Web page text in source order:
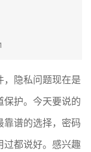
，隐私问题现在是
保护。今天要说的
靠谱的选择，密码
过都说好。感兴趣